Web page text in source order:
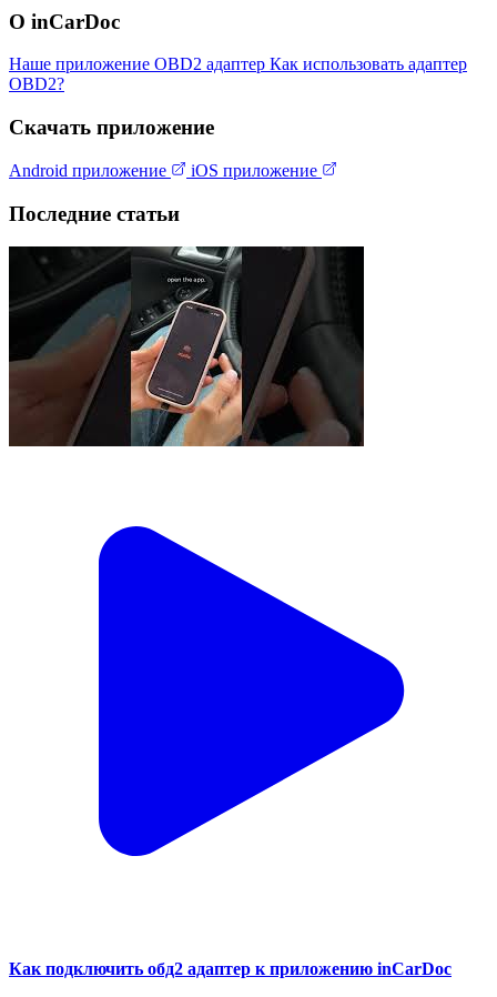
О inCarDoc
Наше приложение OBD2 адаптер Как использовать адаптер
OBD2?
Скачать приложение
Android приложение iOS приложение
Последние статьи
Как подключить обд2 адаптер к приложению inCarDoc